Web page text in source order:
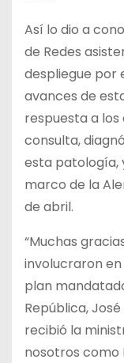
Así lo dio a
de Redes
despliegue por
avances de
respuesta a
consulta,
esta patología,
marco de la
de abril.
“Muchas
involucraron
plan
República,
recibió la
nosotros como